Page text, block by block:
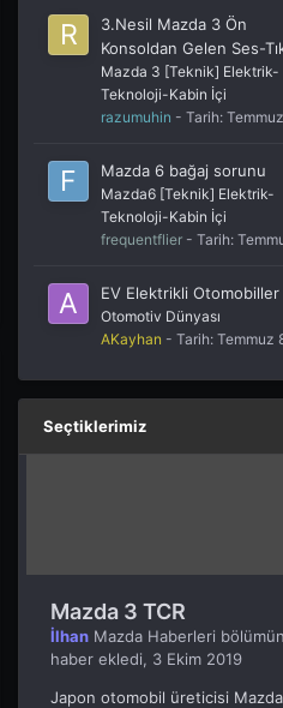
3.Nesil Mazda 3 Ön
Konsoldan Gelen Ses-
Mazda 3 [Teknik] Elektrik-
Teknoloji-Kabin İçi
razumuhin - Tarih:
Mazda 6 bağaj sorunu
Mazda6 [Teknik] Elektrik-
Teknoloji-Kabin İçi
frequentflier - Tarih:
EV Elektrikli Otomobiller
Otomotiv Dünyası
AKayhan - Tarih: Temmuz
Seçtiklerimiz
Mazda 3 TCR
İlhan Mazda Haberleri
haber ekledi, 3 Ekim 2019
Japon otomobil üreticisi